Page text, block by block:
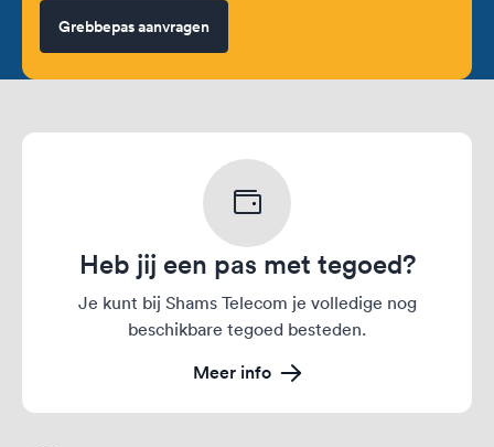
Grebbepas aanvragen
Heb jij een pas met tegoed?
Je kunt bij Shams Telecom je volledige nog
beschikbare tegoed besteden.
Meer info